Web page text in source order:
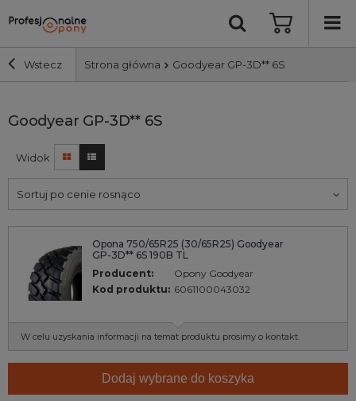
Wstecz Strona główna Goodyear GP-3D** 6S
Szerokość i profil
Średnica
Producent
Nośność
Wyszukaj
Goodyear GP-3D** 6S
Widok
Sortuj po cenie rosnąco
Opona 750/65R25 (30/65R25) Goodyear
GP-3D** 6S 190B TL
Producent:
Opony Goodyear
Kod produktu: 6061100043032
W celu uzyskania informacji na temat produktu prosimy o kontakt.
Dodaj wybrane do koszyka